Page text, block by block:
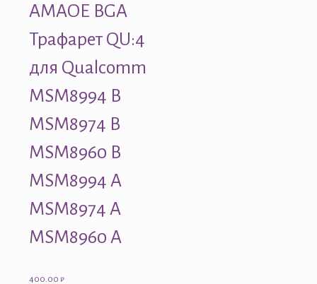
AMAOE BGA
Трафарет QU:4
для Qualcomm
MSM8994 B
MSM8974 B
MSM8960 B
MSM8994 A
MSM8974 A
MSM8960 A
400.00 ₽